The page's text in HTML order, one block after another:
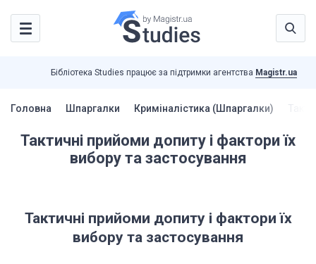
Бібліотека Studies працює за підтримки агентства Magistr.ua
Головна Шпаргалки Криміналістика (Шпаргалки)
Тактичні прийоми допиту і фактори їх
вибору та застосування
Тактичні прийоми допитуі фактори їх
вибору та застосування